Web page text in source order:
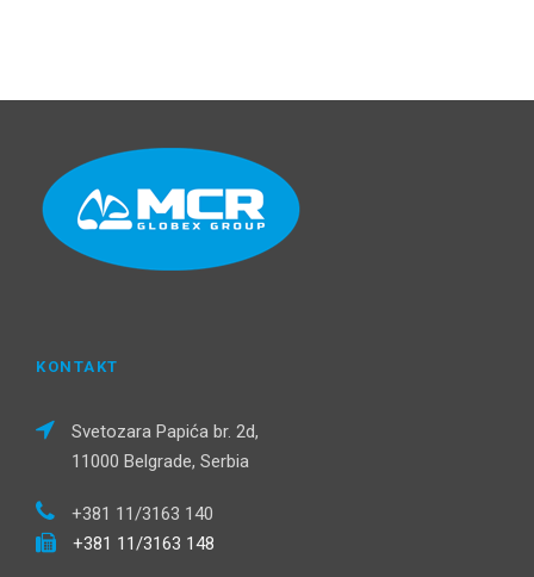
KONTAKT
Svetozara Papića br. 2d,
11000 Belgrade, Serbia
+381 11/3163 140
+381 11/3163 148